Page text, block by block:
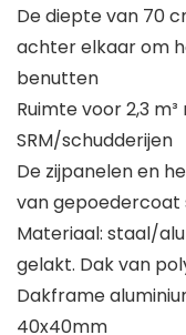
De diepte van 70
achter elkaar om
benutten
Ruimte voor 2,3
SRM/schudderijen
De zijpanelen en
van gepoedercoat
Materiaal: staal/
gelakt. Dak van
Dakframe
40x40mm